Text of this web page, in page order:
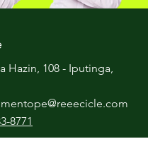
Hazin, 108 - Iputinga,
8771